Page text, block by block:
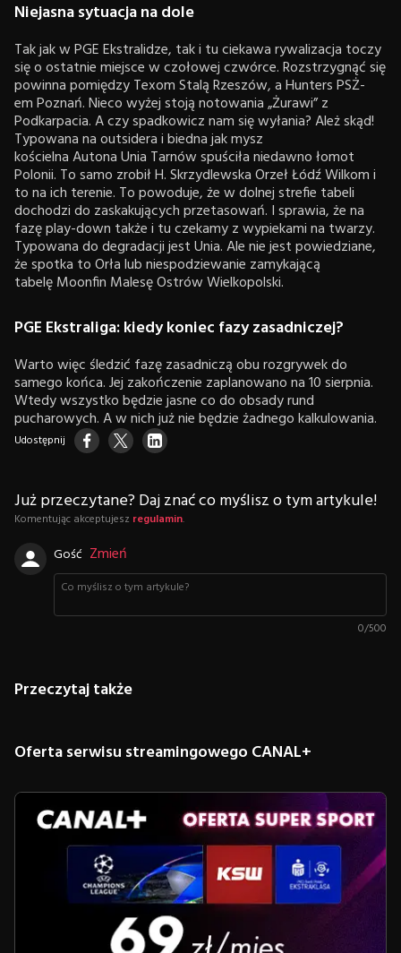
Niejasna sytuacja na dole
Tak jak w PGE Ekstralidze, tak i tu ciekawa rywalizacja toczy
się o ostatnie miejsce w czołowej czwórce. Rozstrzygnąć się
powinna pomiędzy Texom Stalą Rzeszów, a Hunters PSŻ-
em Poznań. Nieco wyżej stoją notowania „Żurawi” z
Podkarpacia. A czy spadkowicz nam się wyłania? Ależ skąd!
Typowana na outsidera i biedna jak mysz
kościelna Autona Unia Tarnów spuściła niedawno łomot
Polonii. To samo zrobił H. Skrzydlewska Orzeł Łódź Wilkom i
to na ich terenie. To powoduje, że w dolnej strefie tabeli
dochodzi do zaskakujących przetasowań. I sprawia, że na
fazę play-down także i tu czekamy z wypiekami na twarzy.
Typowana do degradacji jest Unia. Ale nie jest powiedziane,
że spotka to Orła lub niespodziewanie zamykającą
tabelę Moonfin Malesę Ostrów Wielkopolski.
PGE Ekstraliga: kiedy koniec fazy zasadniczej?
Warto więc śledzić fazę zasadniczą obu rozgrywek do
samego końca. Jej zakończenie zaplanowano na 10 sierpnia.
Wtedy wszystko będzie jasne co do obsady rund
pucharowych. A w nich już nie będzie żadnego kalkulowania.
Udostępnij
Już przeczytane? Daj znać co myślisz o tym artykule!
Komentując akceptujesz regulamin.
Gość Zmień
0/500
Przeczytaj także
Oferta serwisu streamingowego CANAL+